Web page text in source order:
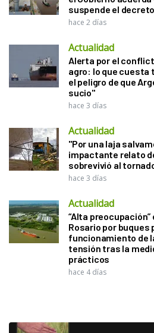
suspende el
hace 2 días
Actualidad
Alerta por el
agro: lo que cuesta
el peligro de que
sucio"
hace 3 días
Actualidad
"Por una laja
impactante relato
sobrevivió al
hace 3 días
Actualidad
“Alta
Rosario por buques
funcionamiento de
tensión tras la
prácticos
hace 4 días